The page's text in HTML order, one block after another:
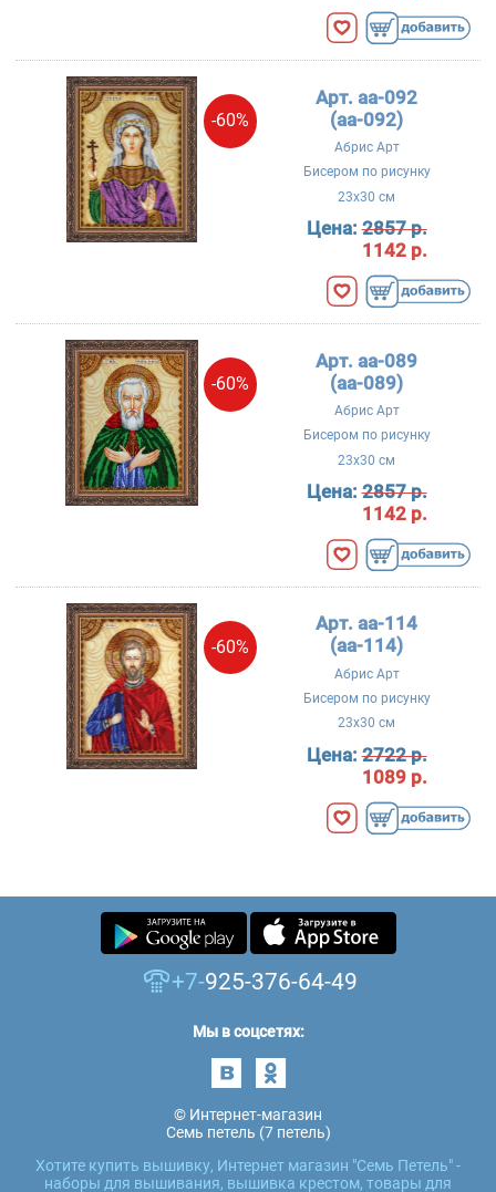
-60%
Арт. aa-092
(аа-092)
Абрис Арт
Бисером по рисунку
23x30 см
Цена:2857 р.
1142 р.
-60%
Арт. aa-089
(аа-089)
Абрис Арт
Бисером по рисунку
23x30 см
Цена:2857 р.
1142 р.
-60%
Арт. aa-114
(аа-114)
Абрис Арт
Бисером по рисунку
23x30 см
Цена:2722 р.
1089 р.
+7-925-376-64-49
Мы в соцсетях:
© Интернет-магазин
Семь петель (7 петель)
Хотите купить вышивку, Интернет магазин "Семь Петель" -
наборы для вышивания, вышивка крестом, товары для